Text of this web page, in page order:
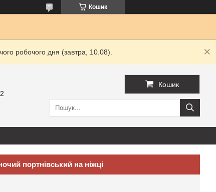
Кошик
робочого дня (завтра, 10.08).
Кошик
портнівський на ніжці